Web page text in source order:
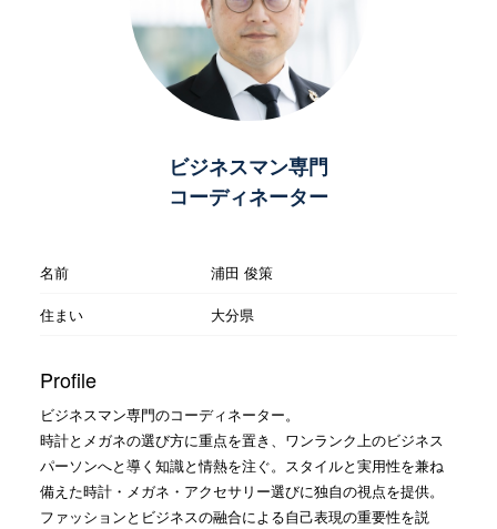
ビジネスマン専門
コーディネーター
名前
浦田 俊策
住まい
大分県
Profile
ビジネスマン専門のコーディネーター。
時計とメガネの選び方に重点を置き、ワンランク上のビジネス
パーソンへと導く知識と情熱を注ぐ。スタイルと実用性を兼ね
備えた時計・メガネ・アクセサリー選びに独自の視点を提供。
ファッションとビジネスの融合による自己表現の重要性を説